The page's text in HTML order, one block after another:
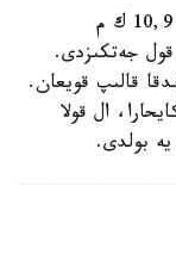
تاتيانا گەنەلەۆا جاسوسپىرىم قىزدار اراسىندا 10,9 ك م
قول جەتكىزدى.
شامامەن 10 سەكۋندقا قالىپ قويعان.
ال قولا
بولدى.